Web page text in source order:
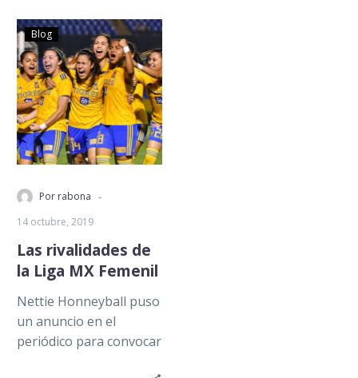
Blog
Por rabona -
14 octubre, 2019
Las rivalidades de
la Liga MX Femenil
Nettie Honneyball puso
un anuncio en el
periódico para convocar